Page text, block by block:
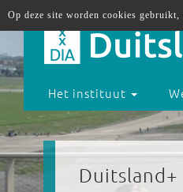
Duitsland+
Het instituut
Op deze site worden cookies